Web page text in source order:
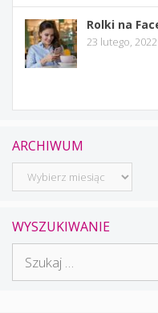
Rolki na
23 lutego, 2022
ARCHIWUM
Archiwum
WYSZUKIWANIE